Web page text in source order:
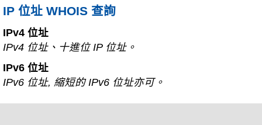
IP 位址 WHOIS 查詢
IPv4 位址
IPv4 位址、十進位 IP 位址。
IPv6 位址
IPv6 位址, 縮短的 IPv6 位址亦可。